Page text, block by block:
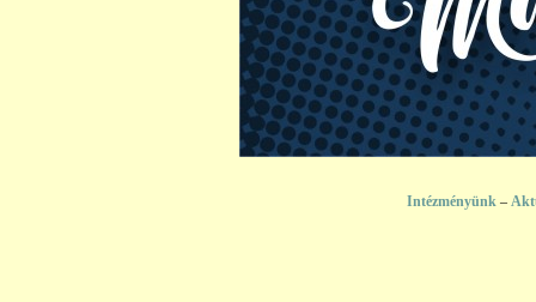
Intézményünk–